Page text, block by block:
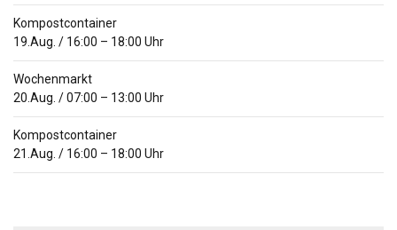
Kompostcontainer
19.Aug. / 16:00 – 18:00 Uhr
Wochenmarkt
20.Aug. /07:00 – 13:00 Uhr
Kompostcontainer
21.Aug. / 16:00 – 18:00 Uhr